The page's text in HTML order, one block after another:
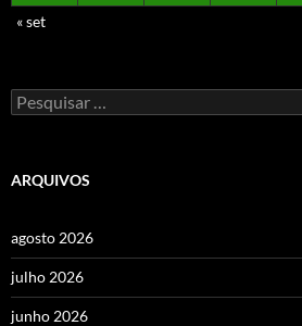
« set
Pesquisar
por:
ARQUIVOS
agosto 2026
julho 2026
junho 2026